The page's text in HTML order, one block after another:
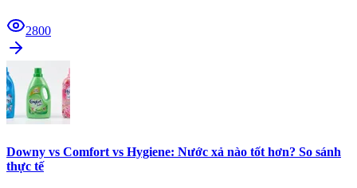
2800
Downy vs Comfort vs Hygiene: Nước xả nào tốt hơn? So sánh
thực tế